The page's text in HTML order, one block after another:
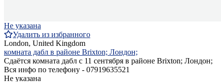
Не указана
Удалить из избранного
London, United Kingdom
комната дабл в районе Brixton; Лондон;
Сдаётся комната дабл с 11 сентября в районе Brixton; Лондон;
Вся инфо по телефону - 07919635521
Не указана